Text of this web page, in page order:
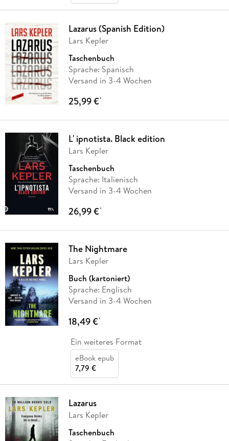
Lazarus (Spanish Edition)
Lars Kepler
Taschenbuch
Sprache: Spanisch
Versand in 3-4 Wochen
25,99 €*
L' ipnotista. Black edition
Lars Kepler
Taschenbuch
Sprache: Italienisch
Versand in 3-4 Wochen
26,99 €*
The Nightmare
Lars Kepler
Buch (kartoniert)
Sprache: Englisch
Versand in 3-4 Wochen
18,49 €*
Ein weiteres Format
eBook epub
7,79 €
Lazarus
Lars Kepler
Taschenbuch